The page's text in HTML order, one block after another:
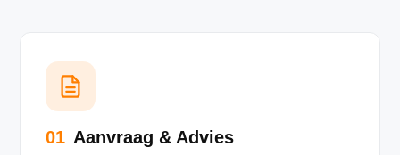
01 Aanvraag & Advies